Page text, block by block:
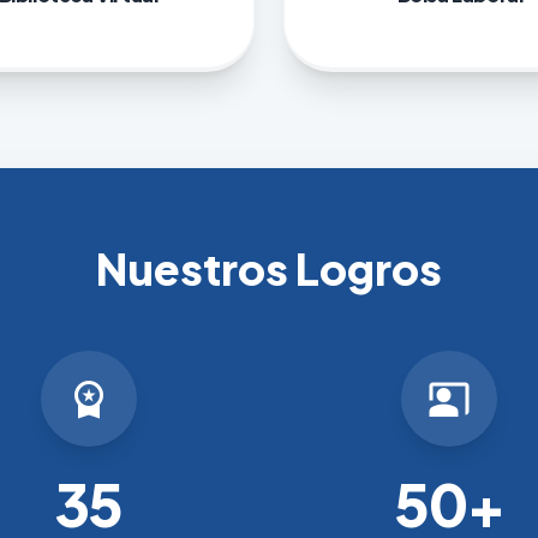
Nuestros Logros
workspace_premium
35
co_present
50+